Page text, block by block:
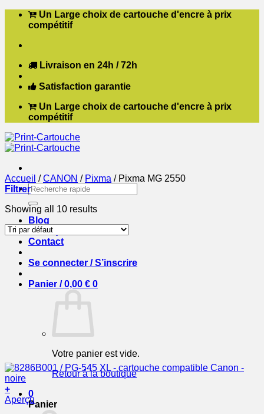
Passer Un Large choix de cartouche d'encre à prix
compétitif
Livraison en 24h / 72h
Satisfaction garantie
Un Large choix de cartouche d'encre à prix
compétitif
Recherche
pour :
Blog
Boutique
Contact
Se connecter / S’inscrire
Panier /0,00 € 0
Votre panier est vide.
Retour à la boutique
0
Panier
Accueil / CANON / Pixma /Pixma MG 2550
Filtrer
Showing all 10 results
+
Aperçu